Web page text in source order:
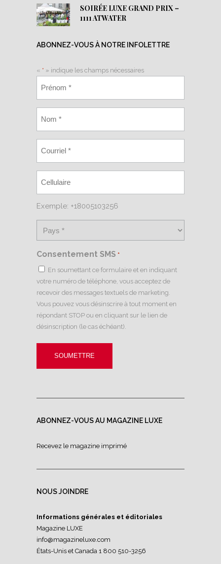
SOIRÉE LUXE GRAND PRIX –
1111 ATWATER
ABONNEZ-VOUS À NOTRE INFOLETTRE
« * » indique les champs nécessaires
Exemple: +18005103256
Consentement SMS *
En soumettant ce formulaire et en indiquant
votre numéro de téléphone, vous acceptez de
recevoir des messages textuels de marketing.
Vous pouvez vous désinscrire à tout moment en
répondant STOP ou en cliquant sur le lien de
désinscription (le cas échéant).
ABONNEZ-VOUS AU MAGAZINE LUXE
Recevez le magazine imprimé
NOUS JOINDRE
Informations générales et éditoriales
Magazine LUXE
info@magazineluxe.com
États-Unis et Canada 1 800 510-3256